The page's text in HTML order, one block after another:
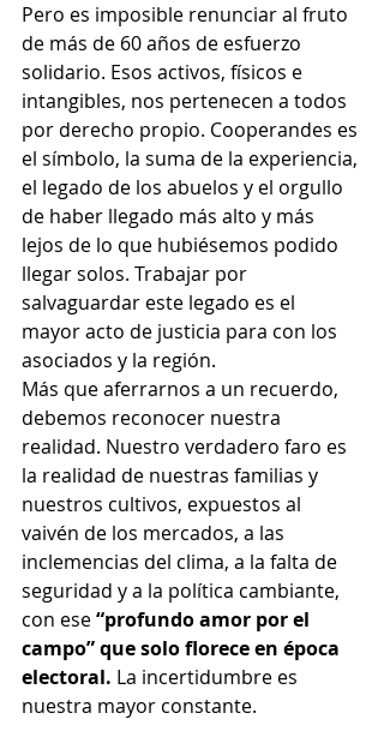
Pero es imposible renunciar al fruto
de más de 60 años de esfuerzo
solidario. Esos activos, físicos e
intangibles, nos pertenecen a todos
por derecho propio. Cooperandes es
el símbolo, la suma de la experiencia,
el legado de los abuelos y el orgullo
de haber llegado más alto y más
lejos de lo que hubiésemos podido
llegar solos. Trabajar por
salvaguardar este legado es el
mayor acto de justicia para con los
asociados y la región.
Más que aferrarnos a un recuerdo,
debemos reconocer nuestra
realidad. Nuestro verdadero faro es
la realidad de nuestras familias y
nuestros cultivos, expuestos al
vaivén de los mercados, a las
inclemencias del clima, a la falta de
seguridad y a la política cambiante,
con ese “profundo amor por el
campo” que solo florece en época
electoral. La incertidumbre es
nuestra mayor constante.